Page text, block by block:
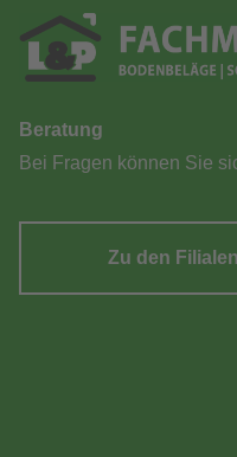
Beratung
Bei Fragen können Sie
Zu den Filialen